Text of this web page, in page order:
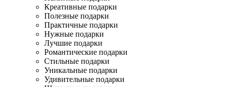
Креативные подарки
Полезные подарки
Практичные подарки
Нужные подарки
Лучшие подарки
Романтические подарки
Стильные подарки
Уникальные подарки
Удивительные подарки